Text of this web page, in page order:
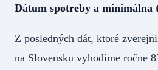
Dátum spotreby a
Z posledných dát, ktoré
na Slovensku vyhodíme ročne